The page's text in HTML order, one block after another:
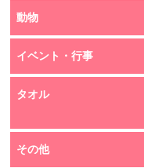
動物
イベント・行事
タオル
その他